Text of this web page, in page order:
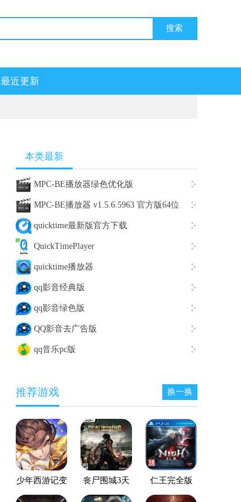
最近更新
本类最新
MPC-BE播放器绿色优化版
MPC-BE播放器 v1.5.6.5963 官方版64位
quicktime最新版官方下载
QuickTimePlayer
quicktime播放器
qq影音经典版
qq影音绿色版
QQ影音去广告版
qq音乐pc版
推荐游戏 换一换
少年西游记变
态服
丧尸围城3天
启版
仁王完全版